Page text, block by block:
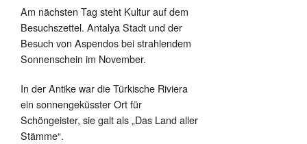
Am nächsten Tag steht Kultur auf dem
Besuchszettel. Antalya Stadt und der
Besuch von Aspendos bei strahlendem
Sonnenschein im November.
In der Antike war die Türkische Riviera
ein sonnengeküsster Ort für
Schöngeister, sie galt als „Das Land aller
Stämme“.